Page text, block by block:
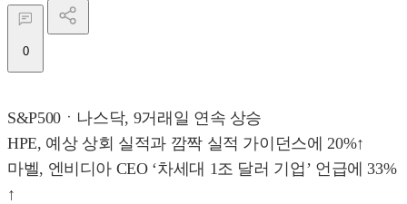
0
S&P500ㆍ나스닥, 9거래일 연속 상승
HPE, 예상 상회 실적과 깜짝 실적 가이던스에 20%↑
마벨, 엔비디아 CEO ‘차세대 1조 달러 기업’ 언급에 33%
↑